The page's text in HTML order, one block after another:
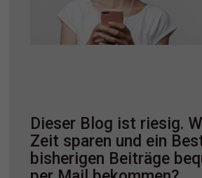
Dieser Blog ist riesig.
Zeit sparen und ein
bisherigen Beiträge